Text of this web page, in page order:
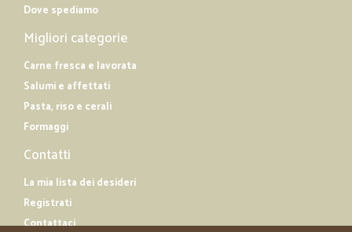
Dove spediamo
Migliori categorie
Carne fresca e lavorata
Salumi e affettati
Pasta, riso e cerali
Formaggi
Contatti
La mia lista dei desideri
Registrati
Contattaci